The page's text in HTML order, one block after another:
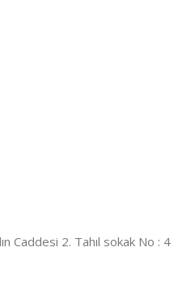
Caddesi 2. Tahıl sokak No : 4